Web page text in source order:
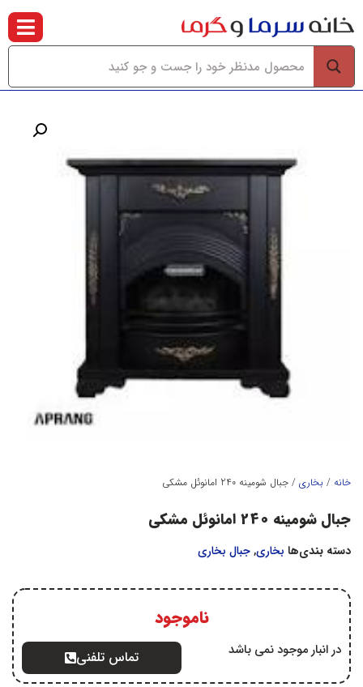
خانه / بخاري / جبال شومینه 240 امانوئل مشکی
جبال شومینه 240 امانوئل مشکی
دسته بندی‌ها بخاري,جبال بخاری
ناموجود
در انبار موجود نمی باشد تماس تلفنی